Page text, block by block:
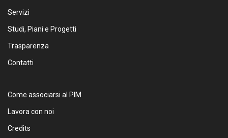
Servizi
Studi, Piani e Progetti
Trasparenza
Contatti
Come associarsi al PIM
Lavora con noi
Credits